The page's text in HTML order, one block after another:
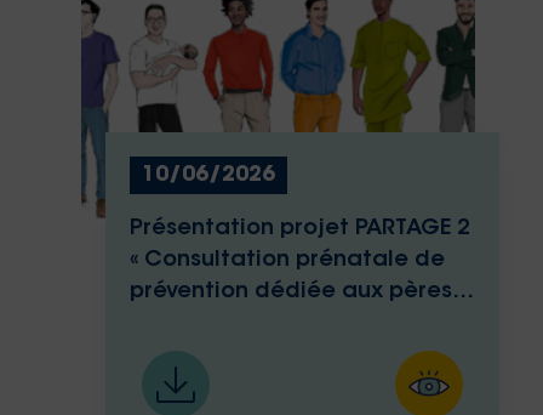
10/06/2026
Présentation projet PARTAGE 2
« Consultation prénatale de
prévention dédiée aux pères »